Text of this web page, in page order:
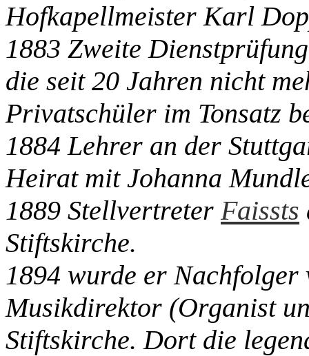
Hofkapellmeister Karl
1883 Zweite
die seit 20 Jahren nicht
Privatschüler im Tonsatz
1884 Lehrer an der
Heirat mit Johanna
1889 StellvertreterFaissts
Stiftskirche.
1894 wurde er
Musikdirektor (Organist
Stiftskirche. Dort die